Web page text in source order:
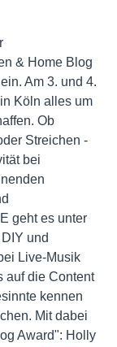
& Home Blog
Am 3. und 4.
Köln alles um
Ob
Streichen -
bei
geht es unter
und
Live-Musik
auf die Content
kennen
Mit dabei
Award": Holly